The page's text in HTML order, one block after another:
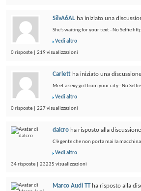
SilvA6AL ha iniziato una
She's waiting for your text - No Selfie
Vedi altro
0 risposte | 219 visualizzazioni
Carlett ha iniziato una discussione
Meet a sexy girl from your city - No
Vedi altro
0 risposte | 227 visualizzazioni
dalcro ha risposto alla discussione
C'è gente che non porta mai la
Vedi altro
34 risposte | 23235 visualizzazioni
Marco Audi TTha risposto alla